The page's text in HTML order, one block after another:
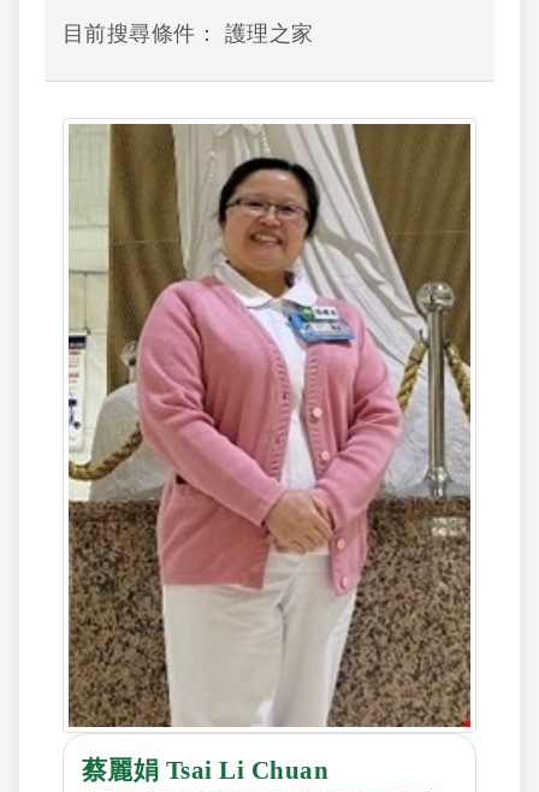
目前搜尋條件： 護理之家
蔡麗娟 Tsai Li Chuan